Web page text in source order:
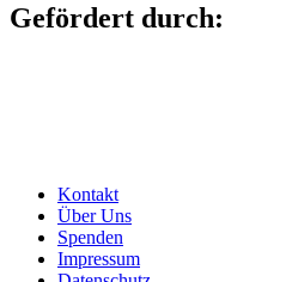
Gefördert durch:
Kontakt
Über Uns
Spenden
Impressum